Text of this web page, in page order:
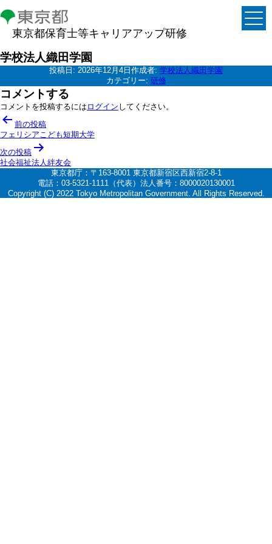
東京都保育士等キャリアアップ研修
学校法人織田学園
投稿日: 2026年12月4日 作成者: 学校法人織田学園
カテゴリー: 研修
コメントする
コメントを投稿するには ログイン してください。
投
稿
ナ
ビ
ー
前の投稿
フェリシアこども短期大学
次の投稿
社会福祉法人絆友会
東京都庁：〒163-8001 東京都新宿区西新宿2-8-1
電話：03-5321-1111（代表）法人番号：8000020130001
Copyright (C) 2022 Tokyo Metropolitan Government. All Rights Reserved.